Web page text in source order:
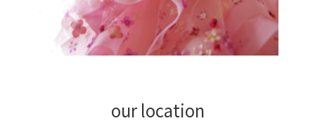
our location